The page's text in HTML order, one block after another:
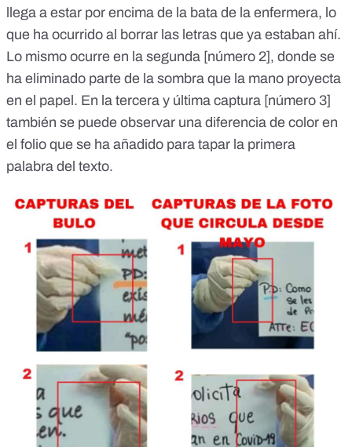
llega a estar por encima de la bata de la enfermera, lo
que ha ocurrido al borrar las letras que ya estaban ahí.
Lo mismo ocurre en la segunda [número 2], donde se
ha eliminado parte de la sombra que la mano proyecta
en el papel. En la tercera y última captura [número 3]
también se puede observar una diferencia de color en
el folio que se ha añadido para tapar la primera
palabra del texto.